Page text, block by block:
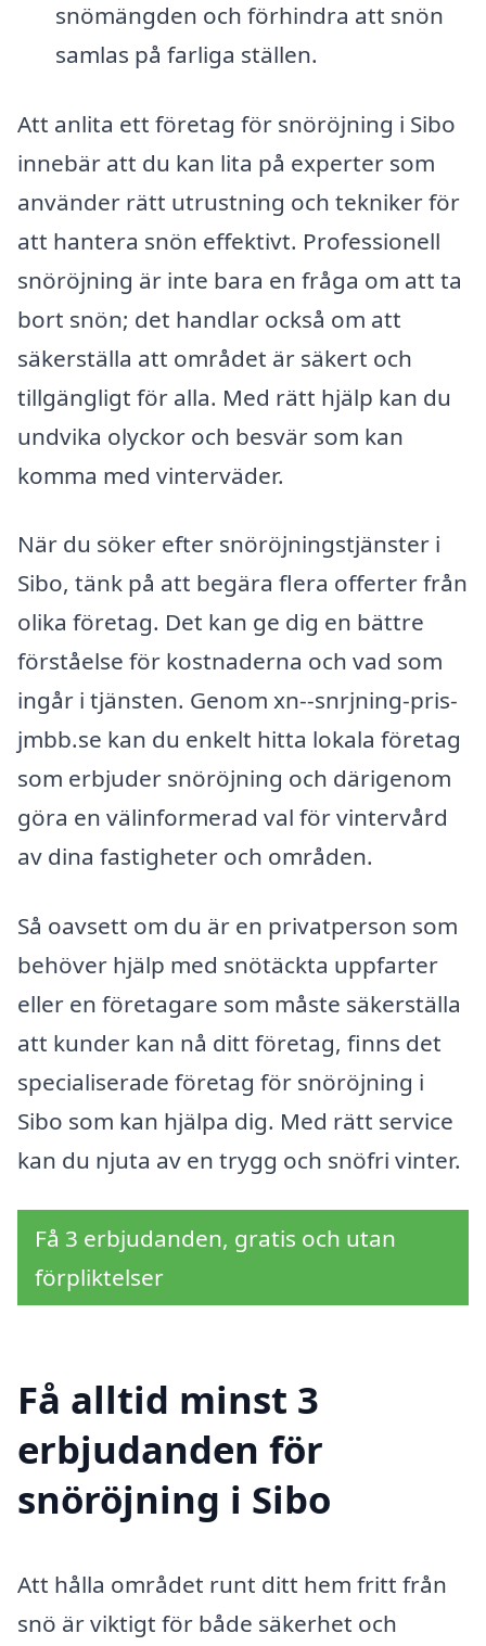
snömängden och förhindra att snön
samlas på farliga ställen.
Att anlita ett företag för snöröjning i Sibo
innebär att du kan lita på experter som
använder rätt utrustning och tekniker för
att hantera snön effektivt. Professionell
snöröjning är inte bara en fråga om att ta
bort snön; det handlar också om att
säkerställa att området är säkert och
tillgängligt för alla. Med rätt hjälp kan du
undvika olyckor och besvär som kan
komma med vinterväder.
När du söker efter snöröjningstjänster i
Sibo, tänk på att begära flera offerter från
olika företag. Det kan ge dig en bättre
förståelse för kostnaderna och vad som
ingår i tjänsten. Genom xn--snrjning-pris-
jmbb.se kan du enkelt hitta lokala företag
som erbjuder snöröjning och därigenom
göra en välinformerad val för vintervård
av dina fastigheter och områden.
Så oavsett om du är en privatperson som
behöver hjälp med snötäckta uppfarter
eller en företagare som måste säkerställa
att kunder kan nå ditt företag, finns det
specialiserade företag för snöröjning i
Sibo som kan hjälpa dig. Med rätt service
kan du njuta av en trygg och snöfri vinter.
Få 3 erbjudanden, gratis och utan
förpliktelser
Få alltid minst 3
erbjudanden för
snöröjning i Sibo
Att hålla området runt ditt hem fritt från
snö är viktigt för både säkerhet och